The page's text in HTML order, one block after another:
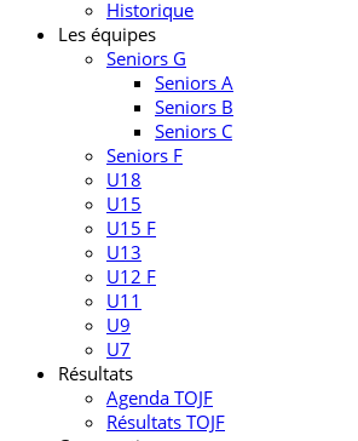
Historique
Les équipes
Seniors G
Seniors A
Seniors B
Seniors C
Seniors F
U18
U15
U15 F
U13
U12 F
U11
U9
U7
Résultats
Agenda TOJF
Résultats TOJF